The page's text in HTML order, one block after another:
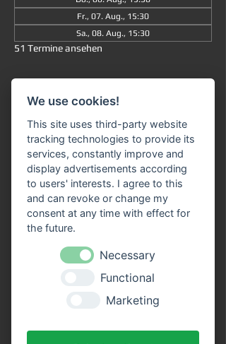
Fr., 07. Aug., 15:30
Sa., 08. Aug., 15:30
51 Termine ansehen
15:30 Uhr
: Die Fahrt dauert insgesamt ca.
90 Minuten (ohne Ausstieg) und führt Sie
von Miltenberg über Bürgstadt nach
Freudenberg
und wieder zurück.
Unser Fahrgastschiff "SIVOTA"
verfügt
über zwei großzügige Decks
. Genießen Sie
die Fahrt bei einem kühlen Getränk auf
unserem Freideck. Eine
Streckenerklärung
erhalten Sie auf allen
Schiffen der VPS-Flotte. Unser freundliches
Bordpersonal freut sich schon, Sie an Bord
We use cookies!
This site uses third-party website
tracking technologies to provide its
services, constantly improve and
display advertisements according
to users' interests. I agree to this
and can revoke or change my
consent at any time with effect for
the future.
Necessary
Functional
Marketing